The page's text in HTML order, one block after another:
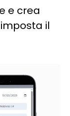
e crea
il